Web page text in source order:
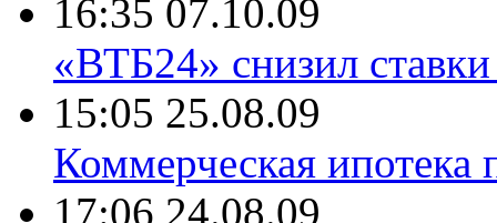
16:35 07.10.09
«ВТБ24» снизил
15:05 25.08.09
Коммерческая ипотека
17:06 24.08.09